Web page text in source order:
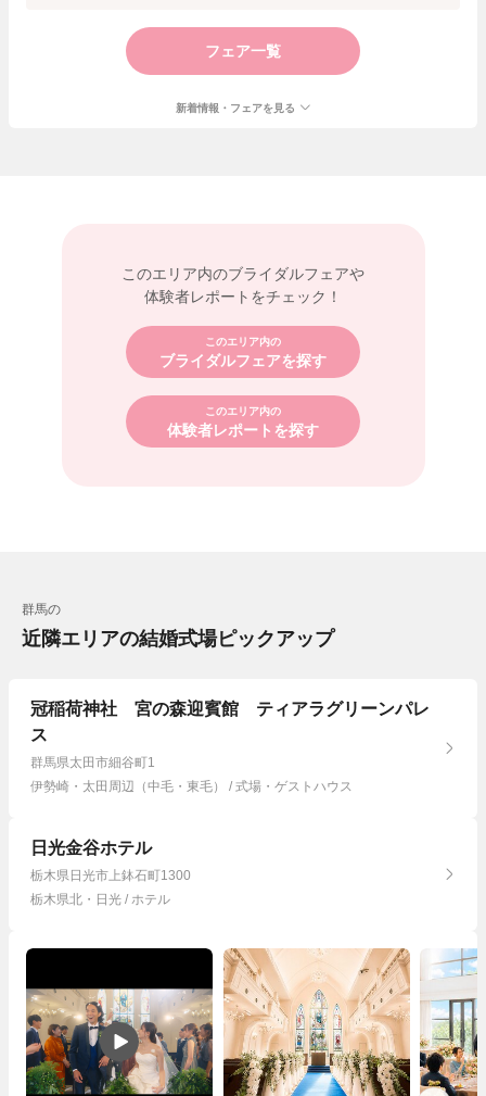
フェア一覧
新着情報・フェアを見る
このエリア内のブライダルフェアや
体験者レポートをチェック！
このエリア内の
ブライダルフェアを探す
このエリア内の
体験者レポートを探す
群馬の
近隣エリアの結婚式場ピックアップ
冠稲荷神社 宮の森迎賓館 ティアラグリーンパレ
ス
群馬県太田市細谷町1
伊勢崎・太田周辺（中毛・東毛） / 式場・ゲストハウス
日光金谷ホテル
栃木県日光市上鉢石町1300
栃木県北・日光 / ホテル